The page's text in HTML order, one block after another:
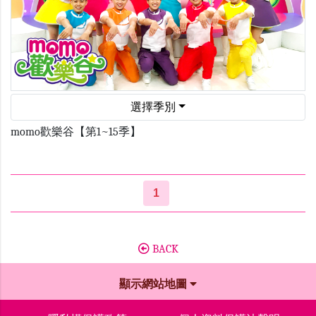
選擇季別
momo歡樂谷【第1~15季】
1
BACK
顯示網站地圖